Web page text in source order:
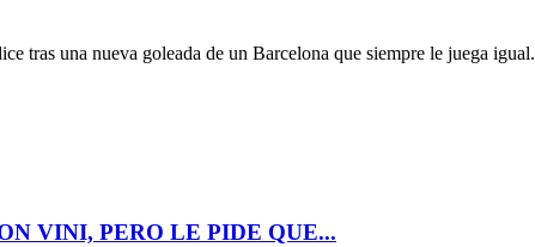
tras una nueva goleada de un Barcelona que siempre le juega igual.
VINI, PERO LE PIDE QUE...